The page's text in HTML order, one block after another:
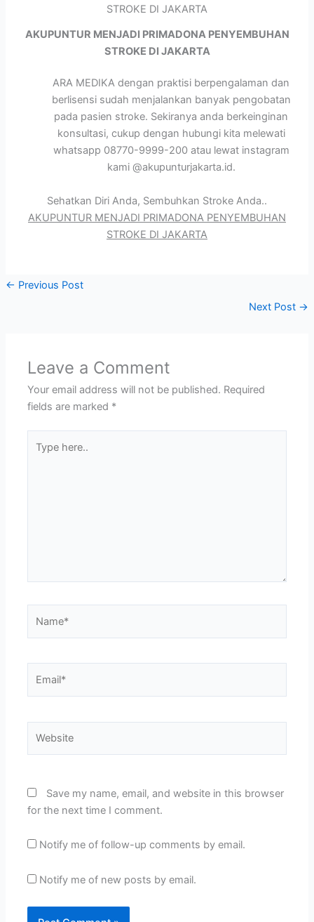
AKUPUNTUR MENJADI PRIMADONA PENYEMBUHAN
STROKE DI JAKARTA
ARA MEDIKA dengan praktisi berpengalaman dan
berlisensi sudah menjalankan banyak pengobatan
pada pasien stroke. Sekiranya anda berkeinginan
konsultasi, cukup dengan hubungi kita melewati
whatsapp 08770-9999-200 atau lewat instagram
kami @akupunturjakarta.id.
Sehatkan Diri Anda, Sembuhkan Stroke Anda..
AKUPUNTUR MENJADI PRIMADONA PENYEMBUHAN
STROKE DI JAKARTA
← Previous Post
Next Post →
Leave a Comment
Your email address will not be published. Required
fields are marked *
here..
Save my name, email, and website in this browser
for the next time I comment.
Notify me of follow-up comments by email.
Notify me of new posts by email.